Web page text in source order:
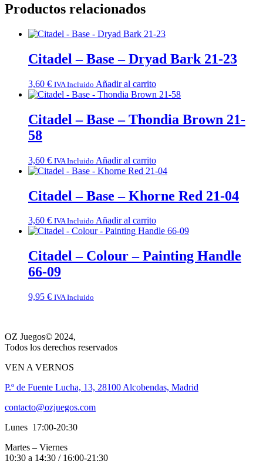
Productos relacionados
Citadel – Base – Dryad Bark 21-23
3,60 € IVA Incluido Añadir al carrito
Citadel – Base – Thondia Brown 21-
58
3,60 € IVA Incluido Añadir al carrito
Citadel – Base – Khorne Red 21-04
3,60 € IVA Incluido Añadir al carrito
Citadel – Colour – Painting Handle
66-09
9,95 € IVA Incluido
OZ Juegos© 2024,
Todos los derechos reservados
VEN A VERNOS
P.º de Fuente Lucha, 13, 28100 Alcobendas, Madrid
contacto@ozjuegos.com
Lunes 17:00-20:30
Martes – Viernes
10:30 a 14:30 / 16:00-21:30